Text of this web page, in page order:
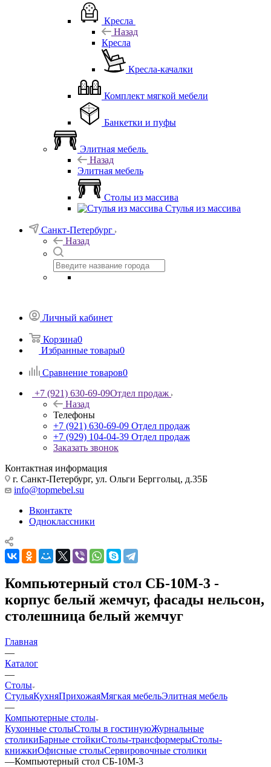
Кресла
Назад
Кресла
Кресла-качалки
Комплект мягкой мебели
Банкетки и пуфы
Элитная мебель
Назад
Элитная мебель
Столы из массива
Стулья из массива
Санкт-Петербург
Назад
Личный кабинет
Корзина0
Избранные товары0
Сравнение товаров0
+7 (921) 630-69-09Отдел продаж
Назад
Телефоны
+7 (921) 630-69-09 Отдел продаж
+7 (929) 104-04-39 Отдел продаж
Заказать звонок
Контактная информация
г. Санкт-Петербург, ул. Ольги Берггольц, д.35Б
info@topmebel.su
Вконтакте
Одноклассники
Компьютерный стол СБ-10М-3 -
корпус белый жемчуг, фасады нельсон,
столешница белый жемчуг
Главная
—
Каталог
—
Столы
СтульяКухняПрихожаяМягкая мебельЭлитная мебель
—
Компьютерные столы
Кухонные столыСтолы в гостинуюЖурнальные
столикиБарные стойкиСтолы-трансформерыСтолы-
книжкиОфисные столыСервировочные столики
—Компьютерный стол СБ-10М-3